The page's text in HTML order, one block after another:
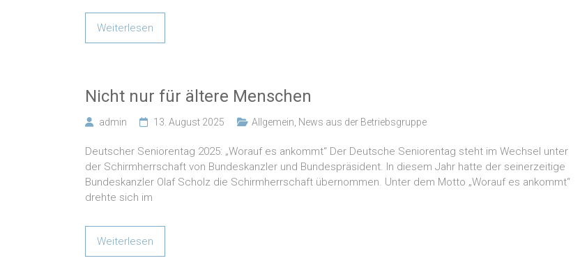
Weiterlesen
Nicht nur für ältere Menschen
admin 13. August 2025 Allgemein News aus der Betriebsgruppe
Deutscher Seniorentag 2025: „Worauf es ankommt“ Der Deutsche Seniorentag steht im Wechsel unter
der Schirmherrschaft von Bundeskanzler und Bundespräsident. In diesem Jahr hatte der seinerzeitige
Bundeskanzler Olaf Scholz die Schirmherrschaft übernommen. Unter dem Motto „Worauf es ankommt“
drehte sich im
Weiterlesen